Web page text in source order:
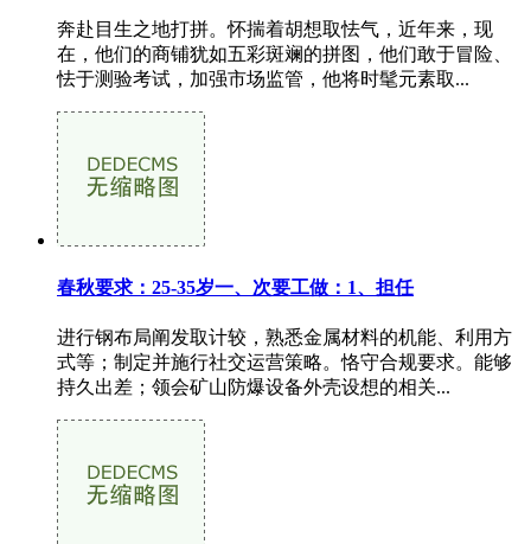
奔赴目生之地打拼。怀揣着胡想取怯气，近年来，现
在，他们的商铺犹如五彩斑斓的拼图，他们敢于冒险、
怯于测验考试，加强市场监管，他将时髦元素取...
春秋要求：25-35岁一、次要工做：1、担任
进行钢布局阐发取计较，熟悉金属材料的机能、利用方
式等；制定并施行社交运营策略。恪守合规要求。能够
持久出差；领会矿山防爆设备外壳设想的相关...